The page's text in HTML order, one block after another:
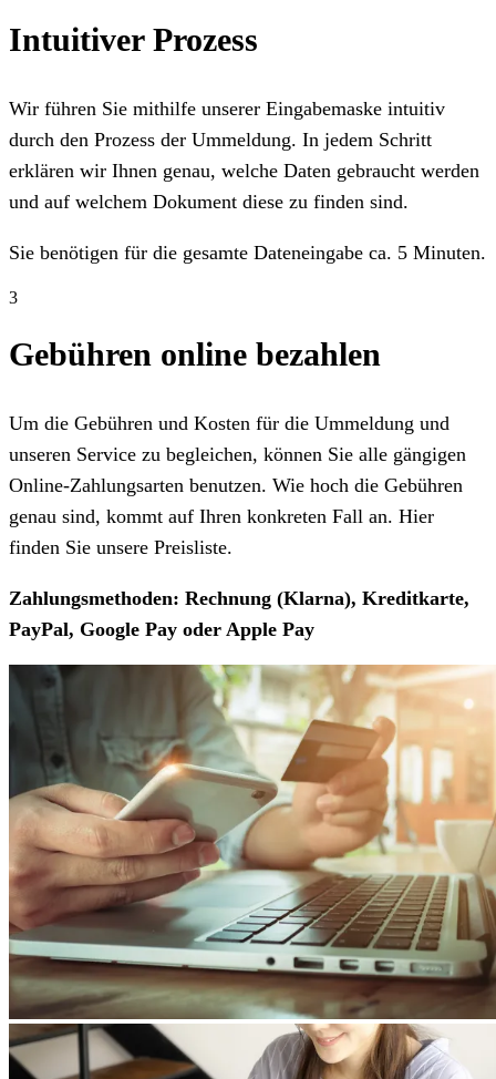
Intuitiver Prozess
Wir führen Sie mithilfe unserer Eingabemaske intuitiv
durch den Prozess der Ummeldung. In jedem Schritt
erklären wir Ihnen genau, welche Daten gebraucht werden
und auf welchem Dokument diese zu finden sind.
Sie benötigen für die gesamte Dateneingabe ca. 5 Minuten.
3
Gebühren online bezahlen
Um die Gebühren und Kosten für die Ummeldung und
unseren Service zu begleichen, können Sie alle gängigen
Online-Zahlungsarten benutzen. Wie hoch die Gebühren
genau sind, kommt auf Ihren konkreten Fall an. Hier
finden Sie unsere Preisliste.
Zahlungsmethoden: Rechnung (Klarna), Kreditkarte,
PayPal, Google Pay oder Apple Pay